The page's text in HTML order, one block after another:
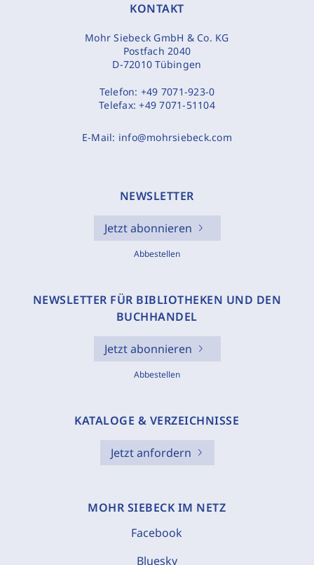
KONTAKT
Mohr Siebeck GmbH & Co. KG
Postfach 2040
D-72010 Tübingen
Telefon: +49 7071-923-0
Telefax:+49 7071-51104
E-Mail: info@mohrsiebeck.com
NEWSLETTER
Jetzt abonnieren
Abbestellen
NEWSLETTER FÜR BIBLIOTHEKEN UND DEN
BUCHHANDEL
Jetzt abonnieren
Abbestellen
KATALOGE & VERZEICHNISSE
Jetzt anfordern
MOHR SIEBECK IM NETZ
Facebook
Bluesky